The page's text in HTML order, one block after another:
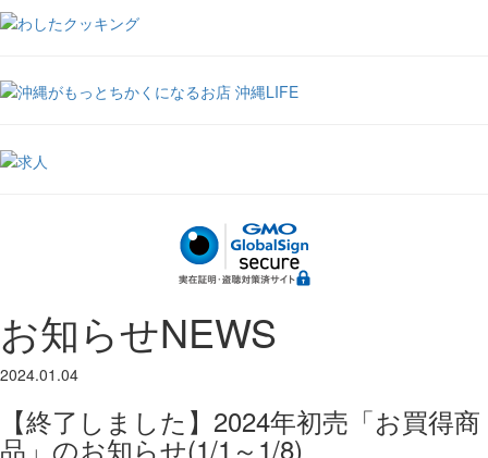
お知らせNEWS
2024.01.04
【終了しました】2024年初売「お買得商
品」のお知らせ(1/1～1/8)